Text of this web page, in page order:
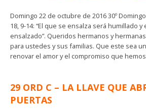
Domingo 22 de octubre de 2016 30º
18, 9-14: “El que se ensalza será humillado
ensalzado”. Queridos hermanos y
para ustedes y sus familias. Que este sea
renovar el amor y el compromiso que
29 ORD C – LA LLAVE QUE
PUERTAS